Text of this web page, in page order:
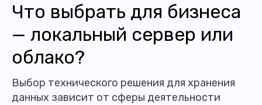
Что выбрать для бизнеса
— локальный сервер или
облако?
Выбор технического решения для хранения
данных зависит от сферы деятельности